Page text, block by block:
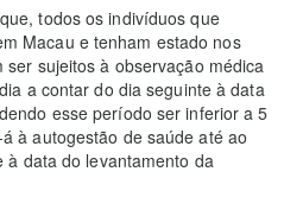
todos os indivíduos que
Macau e tenham estado nos
sujeitos à observação médica
a contar do dia seguinte à data
esse período ser inferior a 5
à autogestão de saúde até ao
à data do levantamento da